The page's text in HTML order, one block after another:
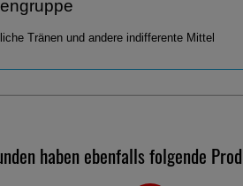
Tränen und andere indifferente Mittel
haben ebenfalls folgende